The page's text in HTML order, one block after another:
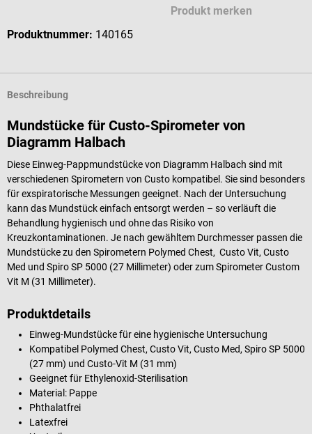
Produkt merken
Produktnummer: 140165
Beschreibung
Mundstücke für Custo-Spirometer von
Diagramm Halbach
Diese Einweg-Pappmundstücke von Diagramm Halbach sind mit
verschiedenen Spirometern von Custo kompatibel. Sie sind besonders
für exspiratorische Messungen geeignet. Nach der Untersuchung
kann das Mundstück einfach entsorgt werden – so verläuft die
Behandlung hygienisch und ohne das Risiko von
Kreuzkontaminationen. Je nach gewähltem Durchmesser passen die
Mundstücke zu den Spirometern Polymed Chest, Custo Vit, Custo
Med und Spiro SP 5000 (27 Millimeter) oder zum Spirometer Custom
Vit M (31 Millimeter).
Produktdetails
Einweg-Mundstücke für eine hygienische Untersuchung
Kompatibel Polymed Chest, Custo Vit, Custo Med, Spiro SP 5000
(27 mm) und Custo-Vit M (31 mm)
Geeignet für Ethylenoxid-Sterilisation
Material: Pappe
Phthalatfrei
Latexfrei